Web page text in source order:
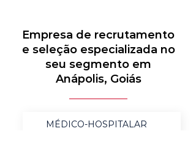
Empresa de recrutamento
e seleção especializada no
seu segmento em
Anápolis, Goiás
MÉDICO-HOSPITALAR